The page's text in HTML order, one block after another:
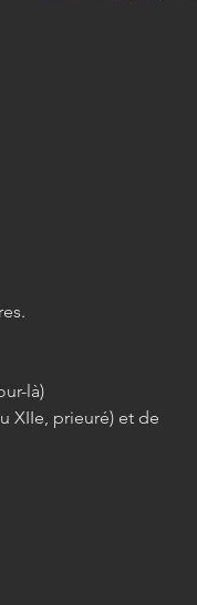
là)
XIIe, prieuré) et de